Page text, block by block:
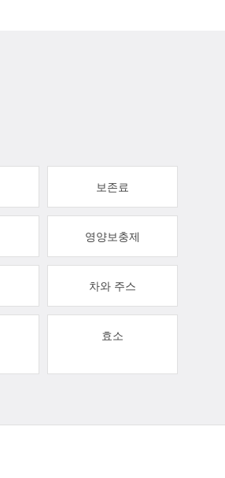
보존료
영양보충제
차와 주스
효소